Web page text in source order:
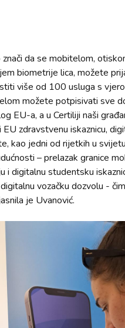
znači da se mobitelom,
biometrije lica, možete
više od 100 usluga s
možete potpisivati sve
EU-a, a u Certiliji naši
zdravstvenu iskaznicu,
kao jedni od rijetkih u
– prelazak granice
i digitalnu studentsku
vozačku dozvolu -
je Uvanović.